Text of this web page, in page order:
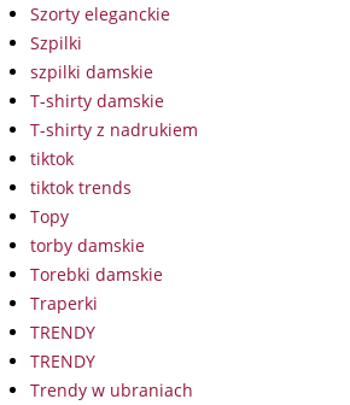
Szorty eleganckie
Szpilki
szpilki damskie
T-shirty damskie
T-shirty z nadrukiem
tiktok
tiktok trends
Topy
torby damskie
Torebki damskie
Traperki
TRENDY
TRENDY
Trendy w ubraniach